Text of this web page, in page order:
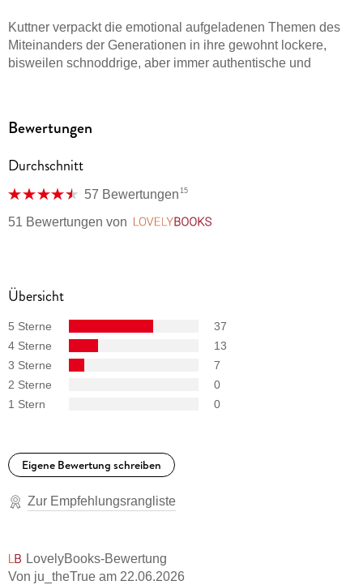
Kuttner verpackt die emotional aufgeladenen Themen des
Miteinanders der Generationen in ihre gewohnt lockere,
bisweilen schnoddrige, aber immer authentische und
zu formen Christian Ruf, Dresdner Neueste Nachrichten
Atmosphärisch dicht und spannend schildert Kuttner die
Hilflosigkeit von Angehörigen. Bewegend! Thomas Kielhorn,
Freundin
[. . .] gefühlvoll und dabei nie sentimental. Claudia ten
Hoevel, emotion
Bewertungen
Durchschnitt
57 Bewertungen 15
51 Bewertungen von
Übersicht
5 Sterne
37
4 Sterne
13
3 Sterne
7
2 Sterne
0
1 Stern
0
Eigene Bewertung schreiben
Zur Empfehlungsrangliste
LovelyBooks-Bewertung
Von ju_theTrue am 22.06.2026